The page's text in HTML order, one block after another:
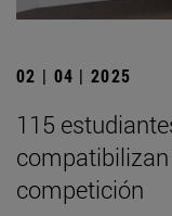
02 | 04 | 2025
115
competición